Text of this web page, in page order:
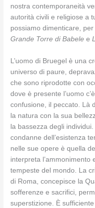
nostra contemporaneità
autorità civili e religiose a
possiamo dimenticare,
Grande Torre di Babele e
L’uomo di Bruegel è una
universo di paure,
che sono riprodotte con
dove è presente l’uomo
confusione, il peccato. Là
la natura con la sua
la bassezza degli
condanne dell’esistenza
nelle sue opere è quella
interpreta l’ammonimento
tempeste del mondo. La
di Roma, concepisce la
sofferenze e sacrifici,
superstizione. È